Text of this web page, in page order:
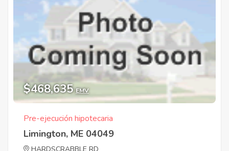
$468,635 EMV
Pre-ejecución hipotecaria
Limington, ME 04049